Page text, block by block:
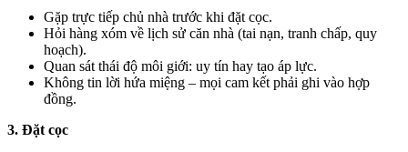
Gặp trực tiếp chủ nhà trước khi đặt cọc.
Hỏi hàng xóm về lịch sử căn nhà (tai nạn, tranh chấp, quy
hoạch).
Quan sát thái độ môi giới: uy tín hay tạo áp lực.
Không tin lời hứa miệng – mọi cam kết phải ghi vào hợp
đồng.
3. Đặt cọc